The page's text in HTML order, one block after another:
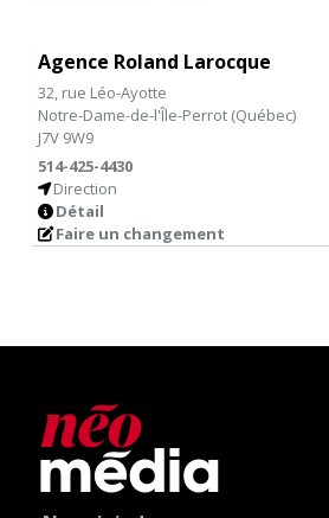
Agence Roland Larocque
32, rue Léo-Ayotte
Notre-Dame-de-l'Île-Perrot (Québec)
J7V 9W9
514-425-4430
Direction
Détail
Faire un changement